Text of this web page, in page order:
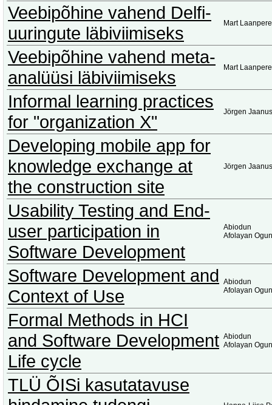
Veebipõhine vahend Delfi-
uuringute läbiviimiseks
Mart Laanpere
Veebipõhine vahend meta-
analüüsi läbiviimiseks
Mart Laanpere
Informal learning practices
for "organization X"
Jörgen Jaanus
Developing mobile app for
knowledge exchange at
the construction site
Jörgen Jaanus
Usability Testing and End-
user participation in
Software Development
Abiodun
Afolayan
Software Development and
Context of Use
Abiodun
Afolayan
Formal Methods in HCI
and Software Development
Life cycle
Abiodun
Afolayan
TLÜ ÕISi kasutatavuse